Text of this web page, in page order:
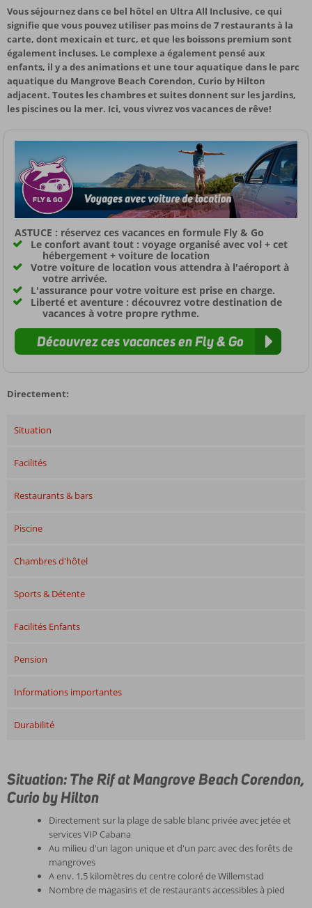
Vous séjournez dans ce bel hôtel en Ultra All Inclusive, ce qui
signifie que vous pouvez utiliser pas moins de 7 restaurants à la
carte, dont mexicain et turc, et que les boissons premium sont
également incluses. Le complexe a également pensé aux
enfants, il y a des animations et une tour aquatique dans le parc
aquatique du Mangrove Beach Corendon, Curio by Hilton
adjacent. Toutes les chambres et suites donnent sur les jardins,
les piscines ou la mer. Ici, vous vivrez vos vacances de rêve!
ASTUCE : réservez ces vacances en formule Fly & Go
Le confort avant tout : voyage organisé avec vol + cet
hébergement + voiture de location
Votre voiture de location vous attendra à l'aéroport à
votre arrivée.
L'assurance pour votre voiture est prise en charge.
Liberté et aventure : découvrez votre destination de
vacances à votre propre rythme.
Découvrez ces vacances en Fly & Go
Directement:
Situation
Facilités
Restaurants & bars
Piscine
Chambres d'hôtel
Sports & Détente
Facilités Enfants
Pension
Informations importantes
Durabilité
Situation: The Rif at Mangrove Beach Corendon,
Curio by Hilton
Directement sur la plage de sable blanc privée avec jetée et
services VIP Cabana
Au milieu d'un lagon unique et d'un parc avec des forêts de
mangroves
A env. 1,5 kilomètres du centre coloré de Willemstad
Nombre de magasins et de restaurants accessibles à pied